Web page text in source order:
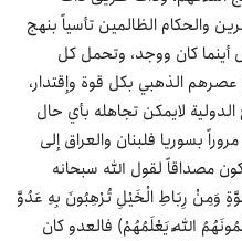
والحكام الظالمين تأسياً بنهج
أينما كان ووجد، وتحمل كل
الذهبي بكل قوة وإقتدار،
لايمكن تجاهله بأي حال
بسوريا فلبنان والعراق إلى
مصداقاً لقول الله سبحانه
وَمِنْ رِبَاطِ الْخَيْلِ تُرْهِبُونَ بِهِ عَدُوَّ
اللَّهُ يَعْلَمُهُمْ) فالعدو كان